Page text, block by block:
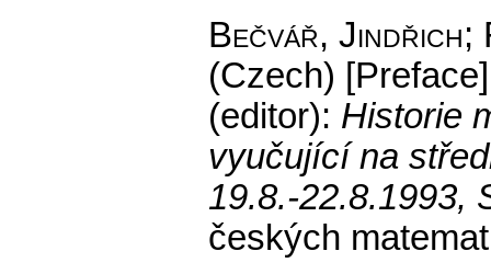
Bečvář, Jindřich;
(Czech)
(editor): Historie
vyučující na
19.8.-22.8.1993,
českých